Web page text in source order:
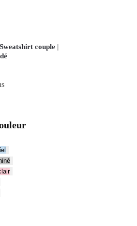
couple |